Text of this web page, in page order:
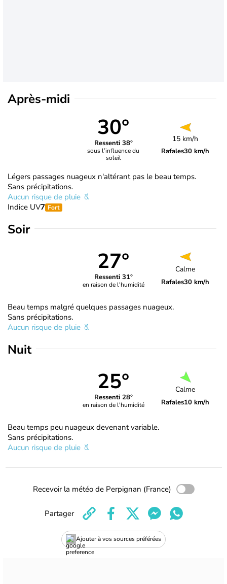
Après-midi
30°
Ressenti 38°
sous l’influence du
soleil
15 km/h
Rafales30 km/h
Légers passages nuageux n'altérant pas le beau temps.
Sans précipitations.
Aucun risque de pluie
Indice UV7 Fort
Soir
27°
Ressenti 31°
en raison de l'humidité
Calme
Rafales30 km/h
Beau temps malgré quelques passages nuageux.
Sans précipitations.
Aucun risque de pluie
Nuit
25°
Ressenti 28°
en raison de l'humidité
Calme
Rafales10 km/h
Beau temps peu nuageux devenant variable.
Sans précipitations.
Aucun risque de pluie
Recevoir la météo de Perpignan (France)
Ajouter à vos sources préférées
Partager